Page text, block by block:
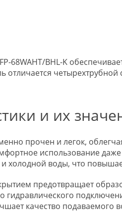
68WAHT/BHL-K
отличается
и их
прочен и легок,
использование
холодной воды, что
предотвращает
гидравлического
качество подаваемого